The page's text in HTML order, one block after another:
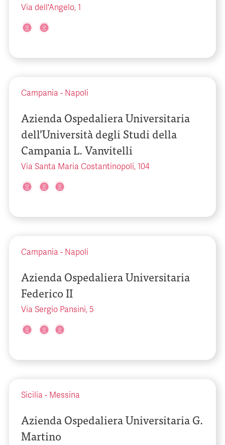
Via dell'Angelo, 1
Campania - Napoli
Azienda Ospedaliera Universitaria
dell’Università degli Studi della
Campania L. Vanvitelli
Via Santa Maria Costantinopoli, 104
Campania - Napoli
Azienda Ospedaliera Universitaria
Federico II
Via Sergio Pansini, 5
Sicilia - Messina
Azienda Ospedaliera Universitaria G.
Martino